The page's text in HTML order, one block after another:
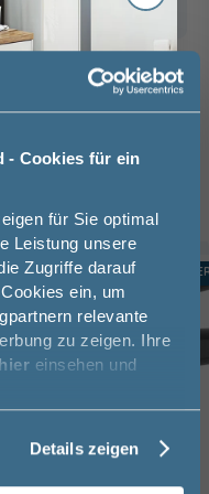
- Cookies für ein
für Sie optimal
Leistung unsere
Zugriffe darauf
ein, um
relevante
zu zeigen. Ihre
hier einsehen und
Details zeigen
(3)
unserem
Sie